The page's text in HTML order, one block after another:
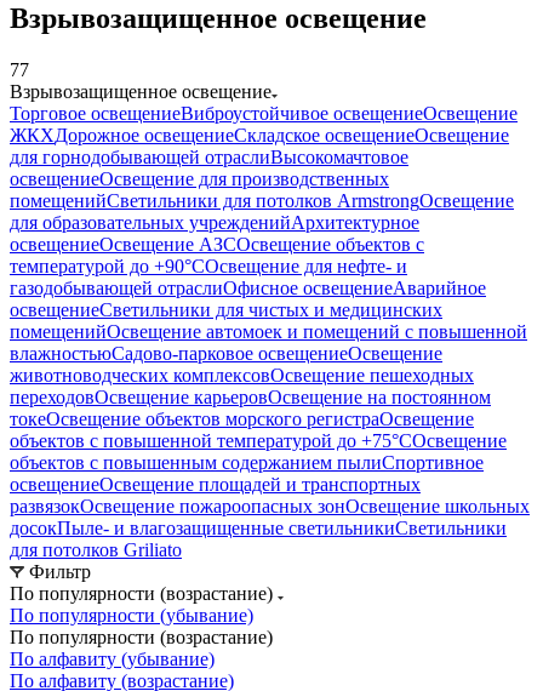
Взрывозащищенное освещение
77
Взрывозащищенное освещение
Торговое освещениеВиброустойчивое освещениеОсвещение
ЖКХДорожное освещениеСкладское освещениеОсвещение
для горнодобывающей отраслиВысокомачтовое
освещениеОсвещение для производственных
помещенийСветильники для потолков ArmstrongОсвещение
для образовательных учрежденийАрхитектурное
освещениеОсвещение АЗСОсвещение объектов с
температурой до +90°СОсвещение для нефте- и
газодобывающей отраслиОфисное освещениеАварийное
освещениеСветильники для чистых и медицинских
помещенийОсвещение автомоек и помещений с повышенной
влажностьюСадово-парковое освещениеОсвещение
животноводческих комплексовОсвещение пешеходных
переходовОсвещение карьеровОсвещение на постоянном
токеОсвещение объектов морского регистраОсвещение
объектов с повышенной температурой до +75°CОсвещение
объектов с повышенным содержанием пылиСпортивное
освещениеОсвещение площадей и транспортных
развязокОсвещение пожароопасных зонОсвещение школьных
досокПыле- и влагозащищенные светильникиСветильники
для потолков Griliato
Фильтр
По популярности (возрастание)
По популярности (убывание)
По популярности (возрастание)
По алфавиту (убывание)
По алфавиту (возрастание)